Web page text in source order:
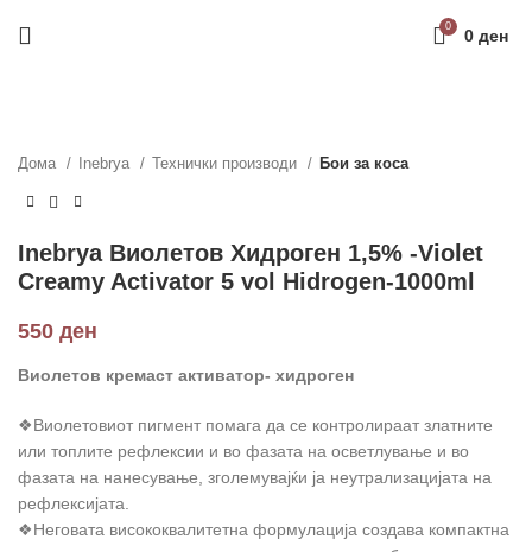
0 0 ден
Дома Inebrya Технички производи Бои за коса
Inebrya Виолетов Хидроген 1,5% -Violet
Creamy Activator 5 vol Hidrogen-1000ml
550 ден
Виолетов кремаст активатор- хидроген
❖Виолетовиот пигмент помага да се контролираат златните
или топлите рефлексии и во фазата на осветлување и во
фазата на нанесување, зголемувајќи ја неутрализацијата на
рефлексијата.
❖Неговата висококвалитетна формулација создава компактна
Направи профил и добиј на меил код за 10%